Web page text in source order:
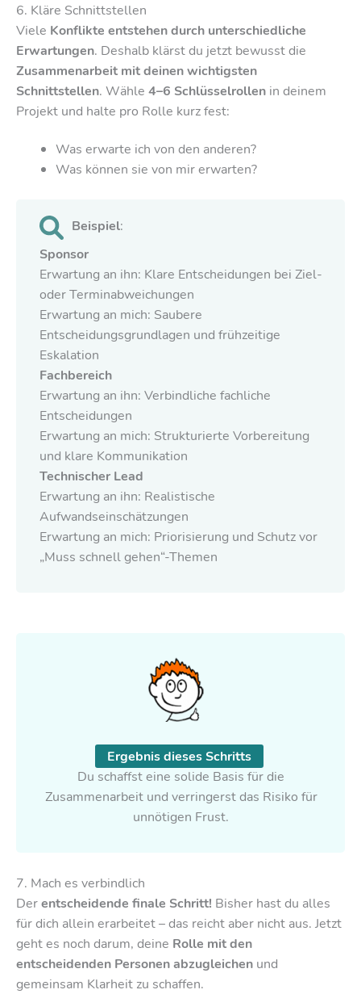
6. Kläre Schnittstellen
Viele Konflikte entstehen durch unterschiedliche
Erwartungen. Deshalb klärst du jetzt bewusst die
Zusammenarbeit mit deinen wichtigsten
Schnittstellen. Wähle 4–6 Schlüsselrollen in deinem
Projekt und halte pro Rolle kurz fest:
Was erwarte ich von den anderen?
Was können sie von mir erwarten?
Beispiel:
Sponsor
Erwartung an ihn: Klare Entscheidungen bei Ziel-
oder Terminabweichungen
Erwartung an mich: Saubere
Entscheidungsgrundlagen und frühzeitige
Eskalation
Fachbereich
Erwartung an ihn: Verbindliche fachliche
Entscheidungen
Erwartung an mich: Strukturierte Vorbereitung
und klare Kommunikation
Technischer Lead
Erwartung an ihn: Realistische
Aufwandseinschätzungen
Erwartung an mich: Priorisierung und Schutz vor
„Muss schnell gehen“-Themen
Ergebnis dieses Schritts
Du schaffst eine solide Basis für die
Zusammenarbeit und verringerst das Risiko für
unnötigen Frust.
7. Mach es verbindlich
Derentscheidende finale Schritt! Bisher hast du alles
für dich allein erarbeitet – das reicht aber nicht aus. Jetzt
geht es noch darum, deine Rolle mit den
entscheidenden Personen abzugleichen und
gemeinsam Klarheit zu schaffen.